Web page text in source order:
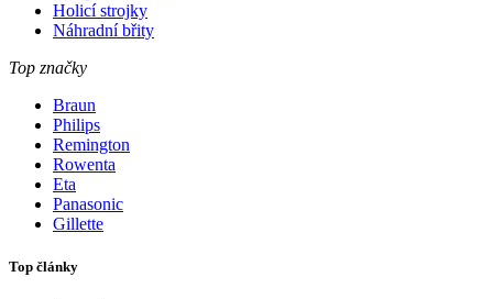
Holicí strojky
Náhradní břity
Top značky
Braun
Philips
Remington
Rowenta
Eta
Panasonic
Gillette
Top články